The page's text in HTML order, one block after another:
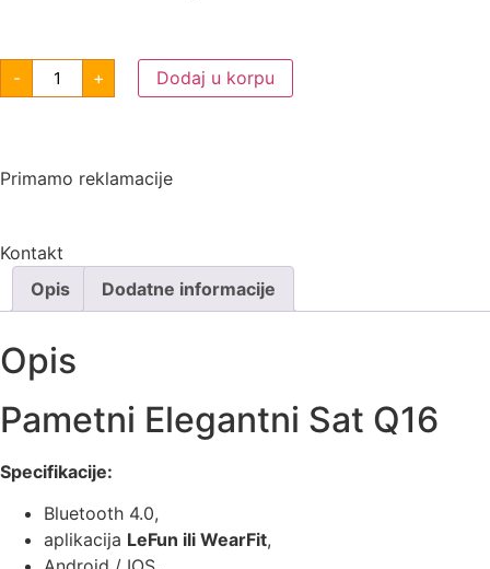
- + Dodaj u korpu
Primamo reklamacije
Kontakt
Opis
Dodatne informacije
Opis
Pametni Elegantni Sat Q16
Specifikacije:
Bluetooth 4.0,
aplikacija LeFun ili WearFit,